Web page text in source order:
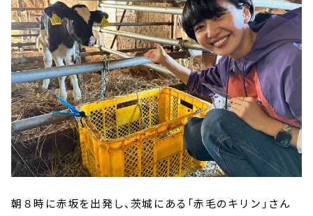
朝８時に赤坂を出発し、茨城にある「赤毛のキリン」さん